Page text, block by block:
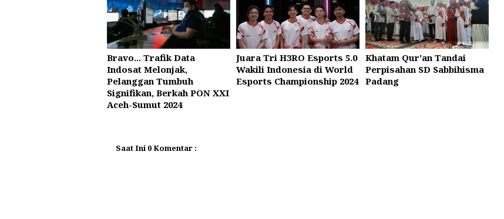
Bravo... Trafik Data
Indosat Melonjak,
Pelanggan Tumbuh
Signifikan, Berkah PON XXI
Aceh-Sumut 2024
Juara Tri H3RO Esports 5.0
Wakili Indonesia di World
Esports Championship 2024
Khatam Qur'an Tandai
Perpisahan SD Sabbihisma
Padang
Saat Ini 0 Komentar :